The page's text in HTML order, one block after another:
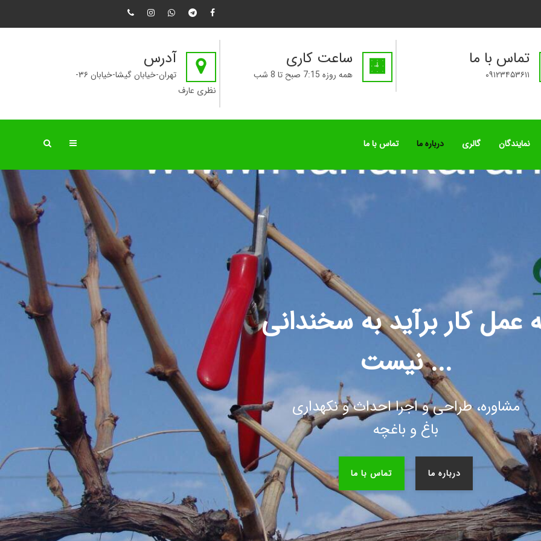
آدرس
تهران-خیابان گیشا-خیابان ۳۶-
نظری عارف
ساعت کاری
همه روزه 7:15 صبح تا 8 شب
تماس با ما
۰۹۱۲۳۴۵۳۶۱۱
نمایندگان گالری درباره ما تماس با ما
عمل کار برآید به سخندانی
نیست ...
مشاوره، طراحی و اجرا احداث و نکهداری
باغ و باغچه
تماس با ما درباره ما